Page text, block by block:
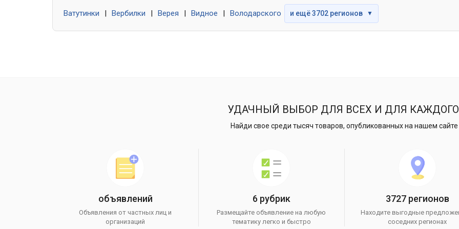
Ватутинки Вербилки Верея Видное Володарского и ещё 3702 регионов ▼
УДАЧНЫЙ ВЫБОР ДЛЯ ВСЕХ И ДЛЯ
Найди свое среди тысяч товаров, опубликованных на нашем сайте
объявлений
Объявления от частных лиц и
организаций
6 рубрик
Размещайте объявление на любую
тематику легко и быстро
3727 регионов
Находите выгодные
соседних регионах